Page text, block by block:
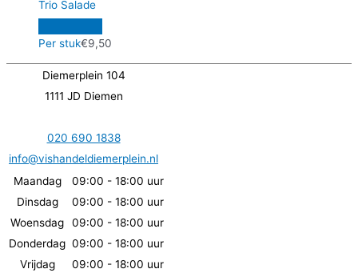
Trio Salade
Per stuk€9,50
Diemerplein 104
1111 JD Diemen
020 690 1838
info@vishandeldiemerplein.nl
Maandag
09:00 - 18:00 uur
Dinsdag
09:00 - 18:00 uur
Woensdag
09:00 - 18:00 uur
Donderdag 09:00 - 18:00 uur
Vrijdag
09:00 - 18:00 uur